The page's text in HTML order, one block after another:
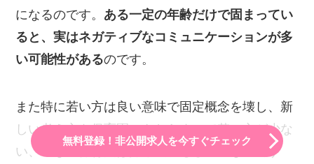
になるのです。 ある一定の年齢だけで固まってい
ると、実はネガティブなコミュニケーションが多
い可能性があるのです。
また特に若い方は良い意味で固定概念を壊し、新
しい考え方を保育園にもたらすので若い方が少な
い、いない保育園は採用成功もしていないです
無料登録！非公開求人を今すぐチェック